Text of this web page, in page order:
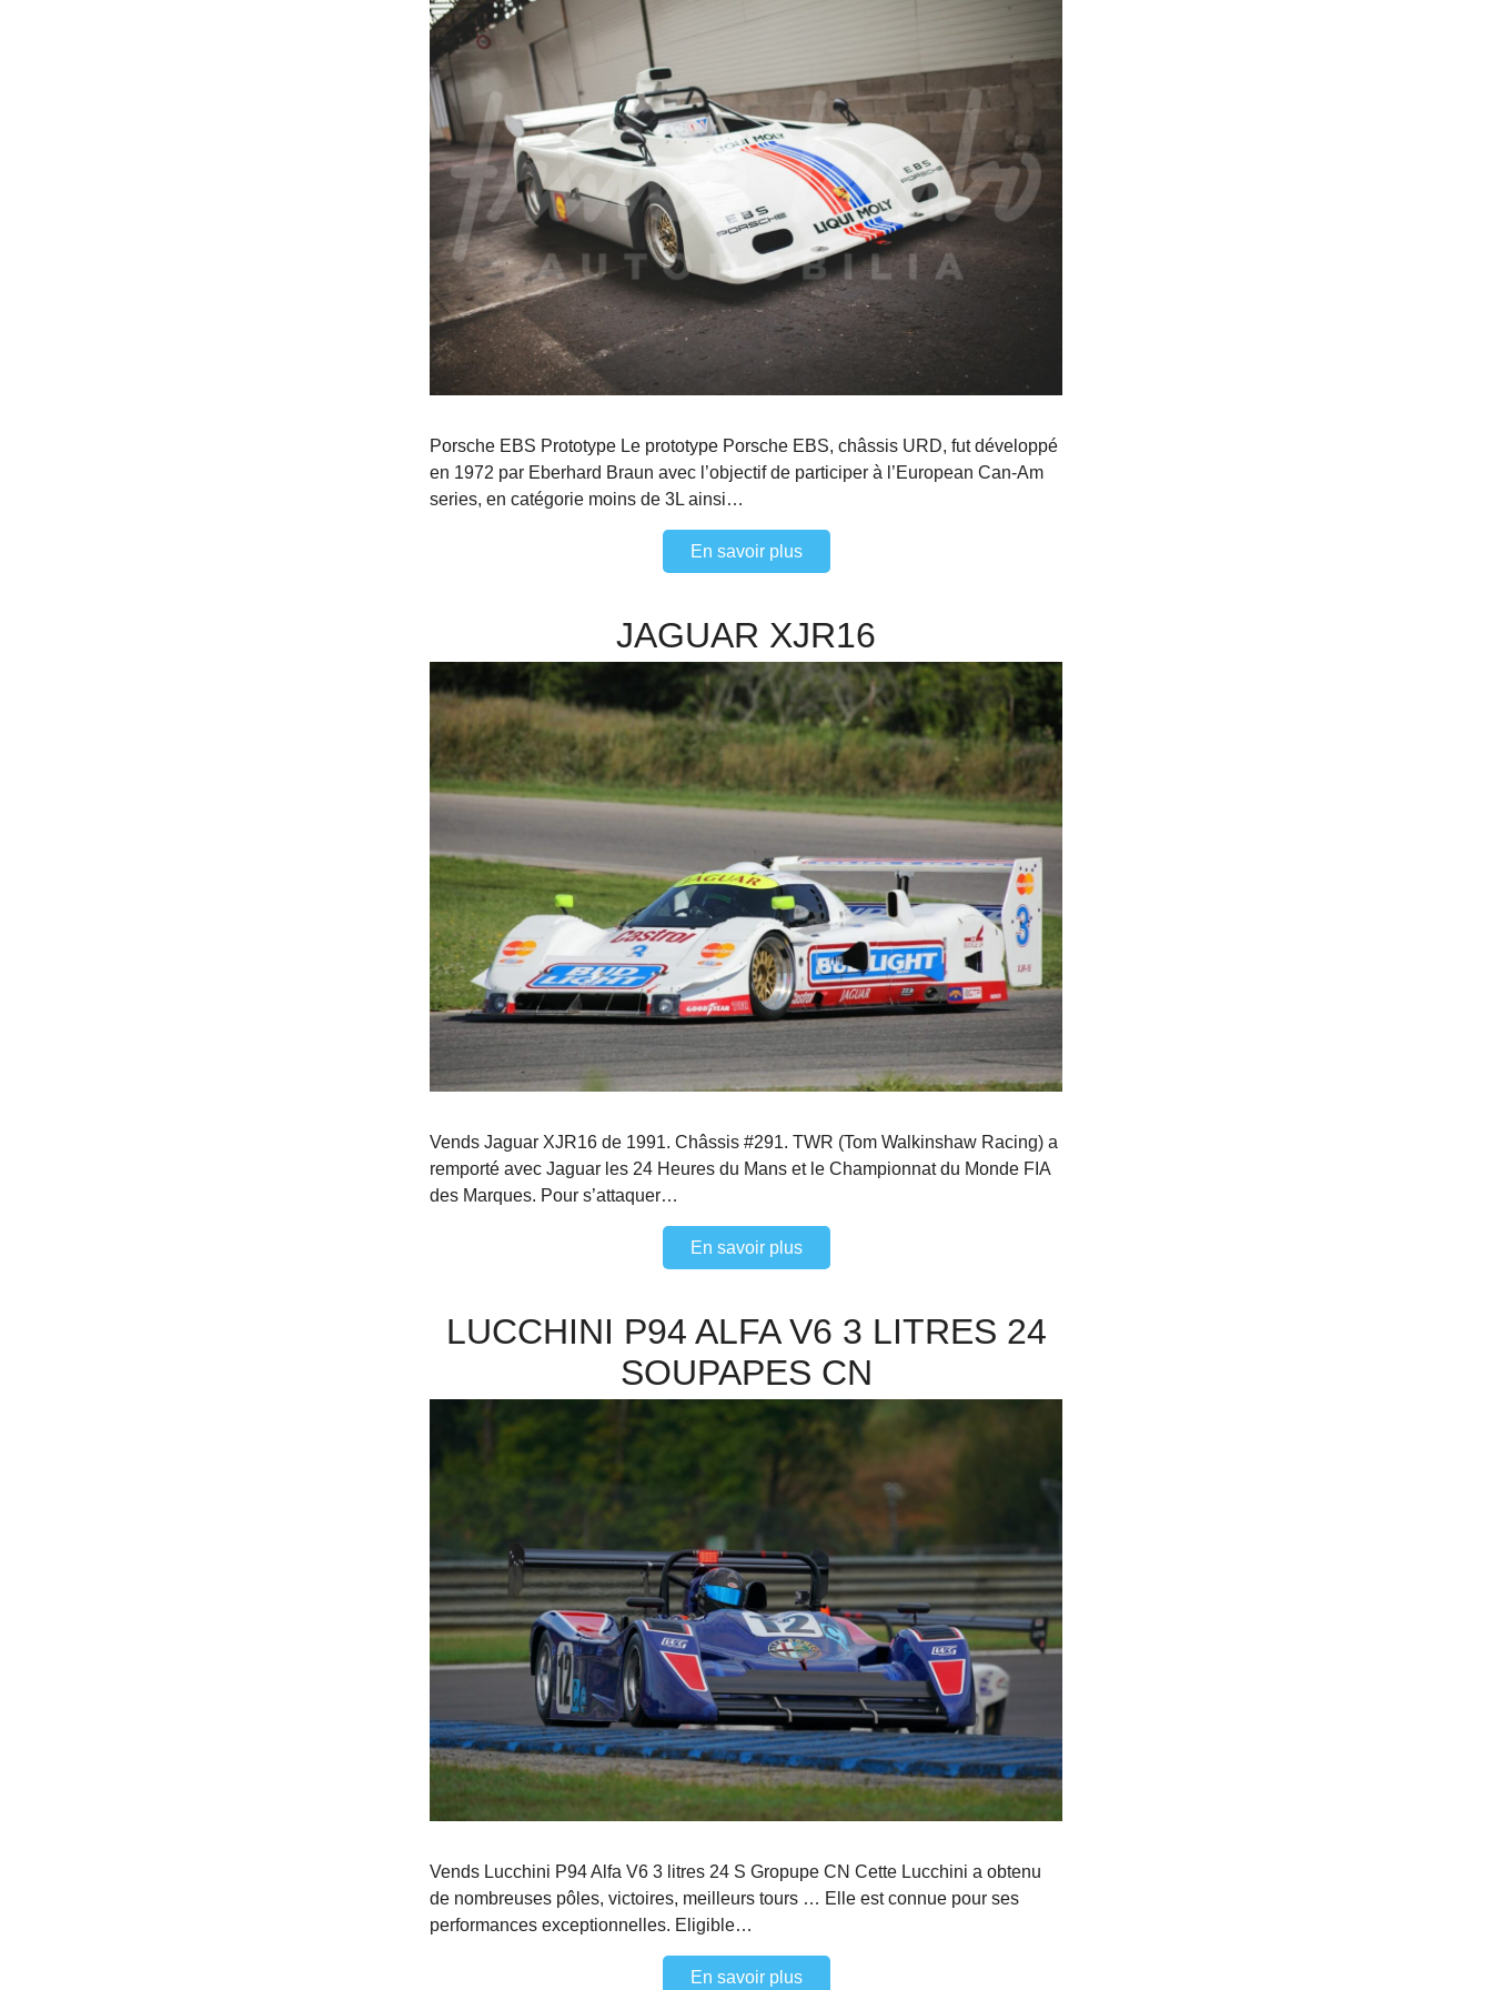
Porsche EBS Prototype Le prototype Porsche EBS, châssis URD, fut développé
en 1972 par Eberhard Braun avec l’objectif de participer à l’European Can-Am
series, en catégorie moins de 3L ainsi…
En savoir plus
JAGUAR XJR16
Vends Jaguar XJR16 de 1991. Châssis #291. TWR (Tom Walkinshaw Racing) a
remporté avec Jaguar les 24 Heures du Mans et le Championnat du Monde FIA ​​
des Marques. Pour s’attaquer…
En savoir plus
LUCCHINI P94 ALFA V6 3 LITRES 24
SOUPAPES CN
Vends Lucchini P94 Alfa V6 3 litres 24 S Gropupe CN Cette Lucchini a obtenu
de nombreuses pôles, victoires, meilleurs tours … Elle est connue pour ses
performances exceptionnelles. Eligible…
En savoir plus